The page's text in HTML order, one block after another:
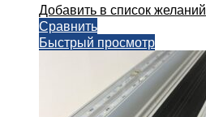
Добавить в список желаний
Сравнить
Быстрый просмотр